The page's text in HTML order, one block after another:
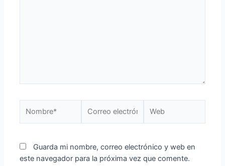
Guarda mi nombre, correo electrónico y web en
este navegador para la próxima vez que comente.